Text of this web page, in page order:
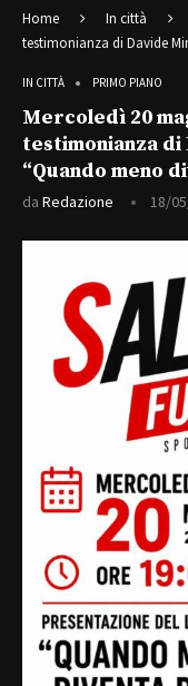
Home In città
testimonianza di Davide
IN CITTÀ PRIMO PIANO
Mercoledì 20
testimonianza
“Quando meno
da Redazione 18/